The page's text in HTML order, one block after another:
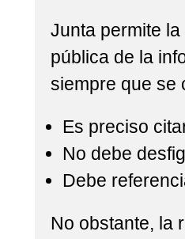
Junta permite
pública de la
siempre que se
Es preciso
No debe
Debe
No obstante, la